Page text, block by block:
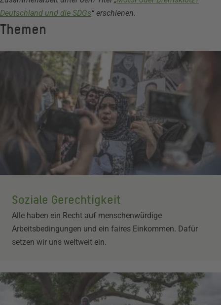
Deutschland und die SDGs“ erschienen.
Themen
Soziale Gerechtigkeit
Alle haben ein Recht auf menschenwürdige
Arbeitsbedingungen und ein faires Einkommen. Dafür
setzen wir uns weltweit ein.